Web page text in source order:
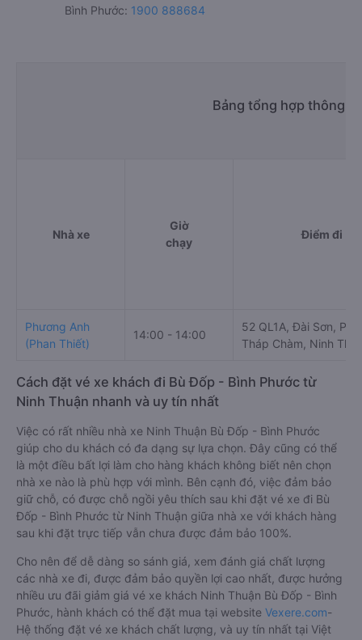
Bình Phước: 1900 888684
Bảng tổng hợp thông
Nhà xe
Giờ
chạy
Điểm đi
Phương Anh
(Phan Thiết)
14:00 - 14:00
52 QL1A, Đài Sơn,
Tháp Chàm, Ninh
Cách đặt vé xe khách đi Bù Đốp - Bình Phước từ
Ninh Thuận nhanh và uy tín nhất
Việc có rất nhiều nhà xe Ninh Thuận Bù Đốp - Bình Phước
giúp cho du khách có đa dạng sự lựa chọn. Đây cũng có thể
là một điều bất lợi làm cho hàng khách không biết nên chọn
nhà xe nào là phù hợp với mình. Bên cạnh đó, việc đảm bảo
giữ chỗ, có được chỗ ngồi yêu thích sau khi đặt vé xe đi Bù
Đốp - Bình Phước từ Ninh Thuận giữa nhà xe với khách hàng
sau khi đặt trực tiếp vẫn chưa được đảm bảo 100%.
Cho nên để dễ dàng so sánh giá, xem đánh giá chất lượng
các nhà xe đi, được đảm bảo quyền lợi cao nhất, được hưởng
nhiều ưu đãi giảm giá vé xe khách Ninh Thuận Bù Đốp - Bình
Phước, hành khách có thể đặt mua tại website Vexere.com-
Hệ thống đặt vé xe khách chất lượng, và uy tín nhất tại Việt